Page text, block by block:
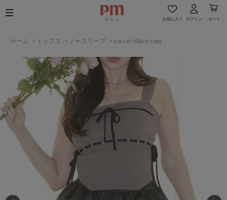
お気に入り ログイン カート
ホーム > トップス > ノースリーブ > corset ribbon tops